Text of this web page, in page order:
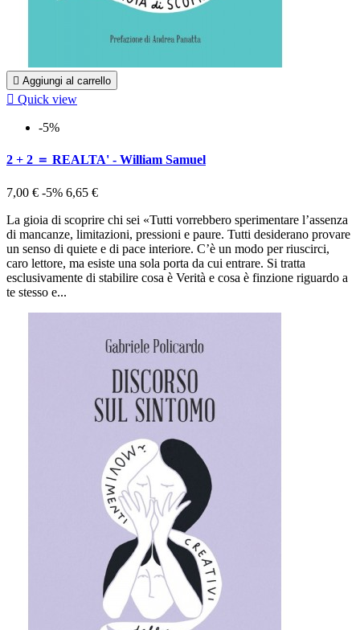
 Aggiungi al carrello
 Quick view
-5%
2 + 2 ＝ REALTA' - William Samuel
7,00 € -5% 6,65 €
La gioia di scoprire chi sei «Tutti vorrebbero sperimentare l’assenza
di mancanze, limitazioni, pressioni e paure. Tutti desiderano provare
un senso di quiete e di pace interiore. C’è un modo per riuscirci,
caro lettore, ma esiste una sola porta da cui entrare. Si tratta
esclusivamente di stabilire cosa è Verità e cosa è finzione riguardo a
te stesso e...